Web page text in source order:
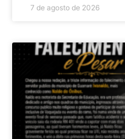
7 de agosto de 2026